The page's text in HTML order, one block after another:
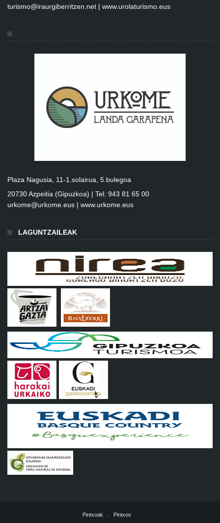
turismo@iraurgiberritzen.net | www.urolaturismo.eus
Plaza Nagusia, 11-1.solairua, 5.bulegoa
20730 Azpeitia (Gipuzkoa) | Tel: 943 81 65 00
urkome@urkome.eus | www.urkome.eus
LAGUNTZAILEAK
Pintxoak Pintxos